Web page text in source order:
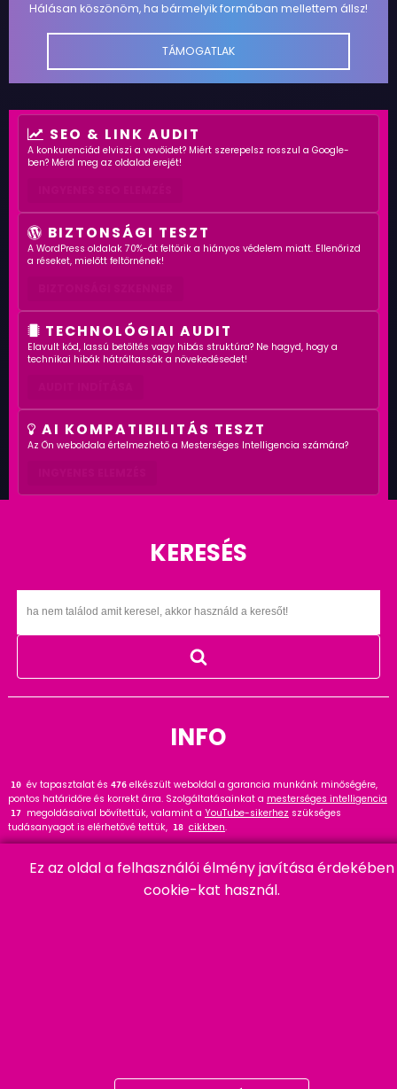
Hálásan köszönöm, ha bármelyik formában mellettem állsz!
TÁMOGATLAK
SEO & LINK AUDIT
A konkurenciád elviszi a vevőidet? Miért szerepelsz rosszul a Google-
ben? Mérd meg az oldalad erejét!
BIZTONSÁGI TESZT
A WordPress oldalak 70%-át feltörik a hiányos védelem miatt. Ellenőrizd
a réseket, mielőtt feltörnének!
TECHNOLÓGIAI AUDIT
Elavult kód, lassú betöltés vagy hibás struktúra? Ne hagyd, hogy a
technikai hibák hátráltassák a növekedésedet!
AI KOMPATIBILITÁS TESZT
Az Ön weboldala értelmezhető a Mesterséges Intelligencia számára?
KERESÉS
INFO
12 év tapasztalat és 476elkészült weboldal a garancia munkánk minőségére,
pontos határidőre és korrekt árra. Szolgáltatásainkat a mesterséges intelligencia
17 megoldásaival bővítettük, valamint a YouTube-sikerhez szükséges
tudásanyagot is elérhetővé tettük, 18 cikkben.
szakértőként ajánlom a 91 cikket és bővítményt.
Ez az oldal a felhasználói élmény javítása érdekében
cookie-kat használ.